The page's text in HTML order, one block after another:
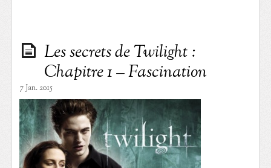
Les secrets de Twilight :
Chapitre 1 – Fascination
7 Jan. 2015